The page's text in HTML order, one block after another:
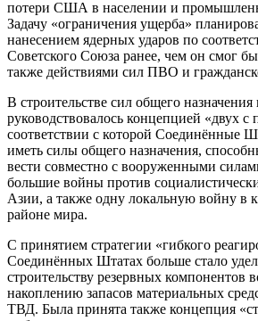
потери США в населении и
Задачу «ограничения ущерба»
нанесением ядерных ударов по
Советского Союза ранее, чем он смог
также действиями сил ПВО и
В строительстве сил общего
руководствовалось концепцией «двух
соответствии с которой Соединённые
иметь силы общего назначения,
вести совместно с вооруженными
большие войны против
Азии, а также одну локальную войну в
районе мира.
С принятием стратегии «гибкого
Соединённых Штатах больше стало
строительству резервных компонентов
накоплению запасов материальных
ТВД. Была принята также концепция